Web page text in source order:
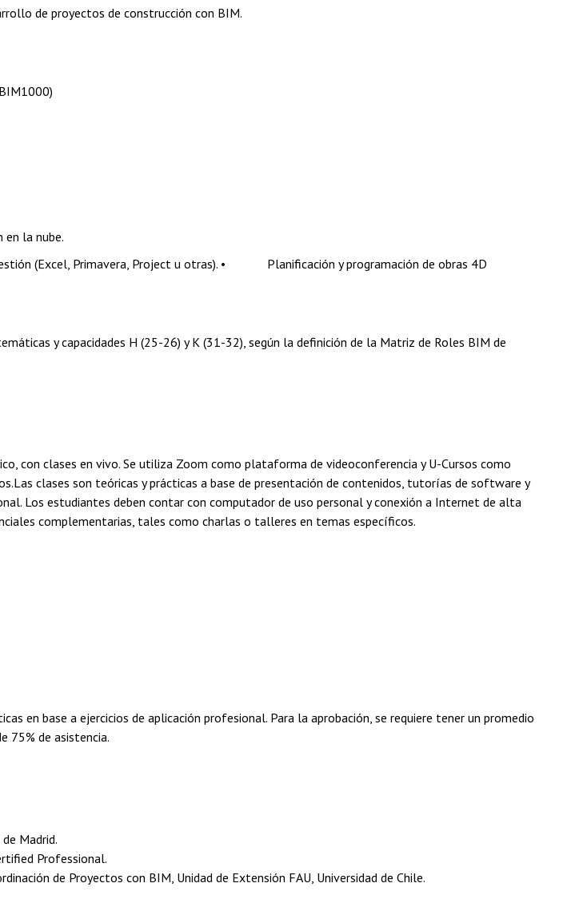
de proyectos de construcción con BIM.
en la nube.
(Excel, Primavera, Project u otras). • Planificación y programación de obras 4D
y capacidades H (25-26) y K (31-32), según la definición de la Matriz de Roles BIM de
2019).
con clases en vivo. Se utiliza Zoom como plataforma de videoconferencia y U-Cursos como
clases son teóricas y prácticas a base de presentación de contenidos, tutorías de software y
Los estudiantes deben contar con computador de uso personal y conexión a Internet de alta
complementarias, tales como charlas o talleres en temas específicos.
en base a ejercicios de aplicación profesional. Para la aprobación, se requiere tener un promedio
75% de asistencia.
Madrid.
Professional.
de Proyectos con BIM, Unidad de Extensión FAU, Universidad de Chile.